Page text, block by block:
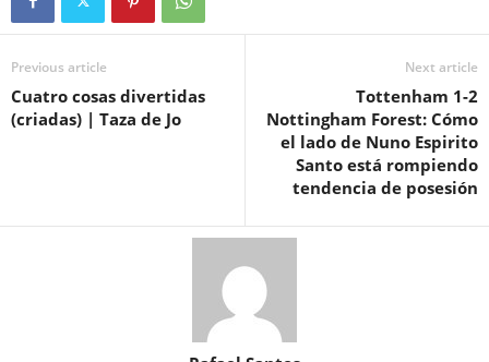
Previous article
Cuatro cosas divertidas
(criadas) | Taza de Jo
Next article
Tottenham 1-2
Nottingham Forest: Cómo
el lado de Nuno Espirito
Santo está rompiendo
tendencia de posesión